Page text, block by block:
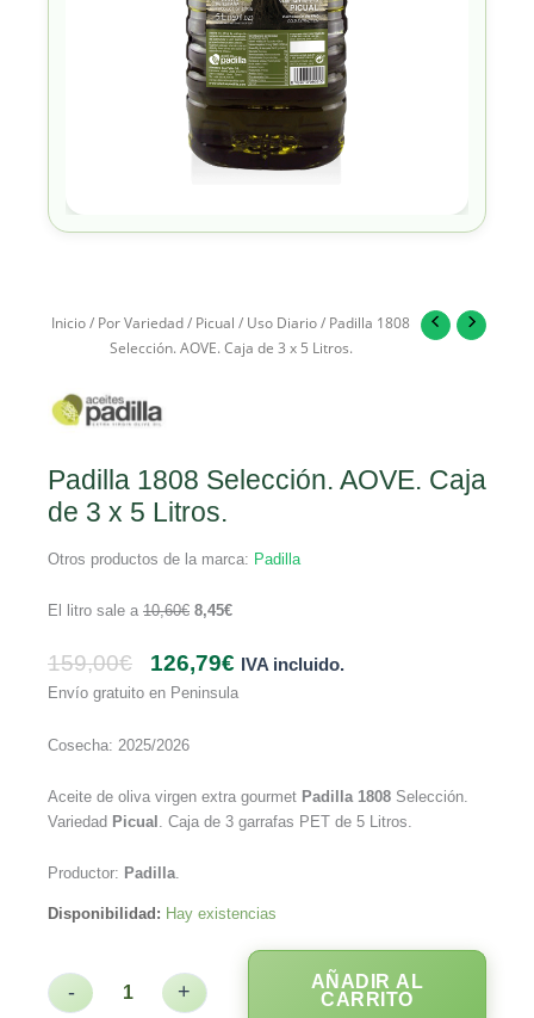
Inicio/ Por Variedad/ Picual / Uso Diario/ Padilla 1808
Selección. AOVE. Caja de 3 x 5 Litros.
Padilla 1808 Selección. AOVE. Caja
de 3 x 5 Litros.
Otros productos de la marca: Padilla
El litro sale a 10,60€ 8,45€
159,00€ 126,79€ IVA incluido.
Envío gratuito en Peninsula
Cosecha: 2025/2026
Aceite de oliva virgen extra gourmet Padilla 1808 Selección.
Variedad Picual . Caja de 3 garrafas PET de 5 Litros.
Productor: Padilla.
Disponibilidad: Hay existencias
- +
AÑADIR AL
CARRITO